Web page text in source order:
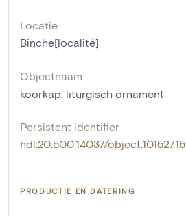
Locatie
Binche[localité]
Objectnaam
koorkap liturgisch ornament
Persistent identifier
hdl:20.500.14037/object.10152715
PRODUCTIE EN DATERING